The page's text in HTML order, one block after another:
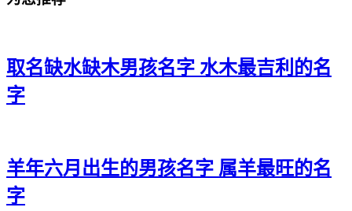
朱海博、朱曜海、朱尊宗、朱雄颜
朱旻郎、朱桦麒、朱易祖、朱炎秋
朱方曜、朱颜弘、朱唯磊、朱宸云
取名缺水缺木男孩名字 水木最吉利的名
字
羊年六月出生的男孩名字 属羊最旺的名
字